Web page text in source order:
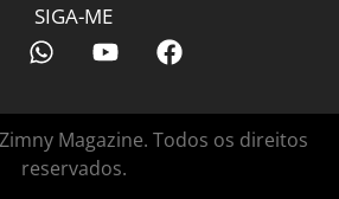
SIGA-ME
Magazine. Todos os direitos
reservados.